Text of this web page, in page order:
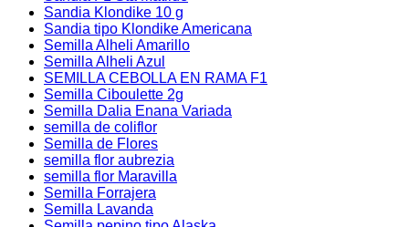
Sandia Klondike 10 g
Sandia tipo Klondike Americana
Semilla Alheli Amarillo
Semilla Alheli Azul
SEMILLA CEBOLLA EN RAMA F1
Semilla Ciboulette 2g
Semilla Dalia Enana Variada
semilla de coliflor
Semilla de Flores
semilla flor aubrezia
semilla flor Maravilla
Semilla Forrajera
Semilla Lavanda